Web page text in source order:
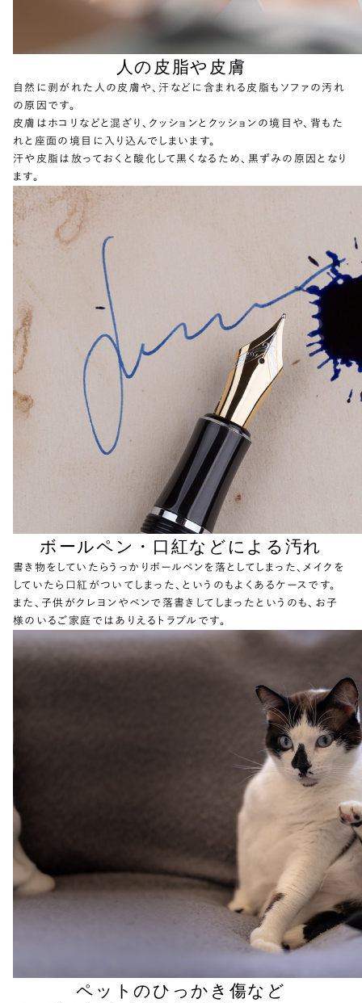
人の皮脂や皮膚
自然に剥がれた人の皮膚や、汗などに含まれる皮脂もソファの汚れ
の原因です。
皮膚はホコリなどと混ざり、クッションとクッションの境目や、背もた
れと座面の境目に入り込んでしまいます。
汗や皮脂は放っておくと酸化して黒くなるため、黒ずみの原因となり
ます。
ボールペン・口紅などによる汚れ
書き物をしていたらうっかりボールペンを落としてしまった、メイクを
していたら口紅がついてしまった、というのもよくあるケースです。
また、子供がクレヨンやペンで落書きしてしまったというのも、お子
様のいるご家庭ではありえるトラブルです。
ペットのひっかき傷など